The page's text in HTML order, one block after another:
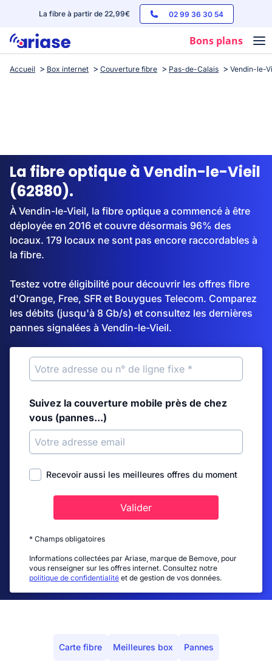
La fibre à partir de 22,99€ 02 99 36 30 54
Bons plans
Box internet
Streaming
Accueil Box internet Couverture fibre Pas-de-Calais Vendin-le-
La fibre optique à Vendin-le-Vieil
(62880).
À Vendin-le-Vieil, la fibre optique a commencé à être
déployée en 2016 et couvre désormais 96% des
locaux. 179 locaux ne sont pas encore raccordables à
la fibre.
Testez votre éligibilité pour découvrir les offres fibre
d'Orange, Free, SFR et Bouygues Telecom. Comparez
les débits (jusqu'à 8 Gb/s) et consultez les dernières
pannes signalées à Vendin-le-Vieil.
Suivez la couverture mobile près de chez
vous (pannes...)
Recevoir aussi les meilleures offres du moment
Valider
* Champs obligatoires
Informations collectées par Ariase, marque de Bemove, pour
vous renseigner sur les offres internet. Consultez notre
politique de confidentialité et de gestion de vos données.
Carte fibre Meilleures box Pannes